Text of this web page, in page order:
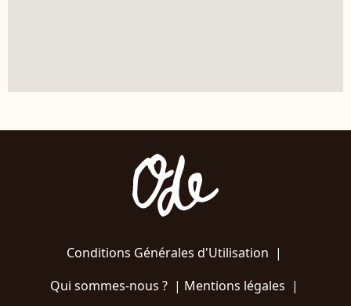
Conditions Générales d'Utilisation |
Qui sommes-nous ?| Mentions légales |